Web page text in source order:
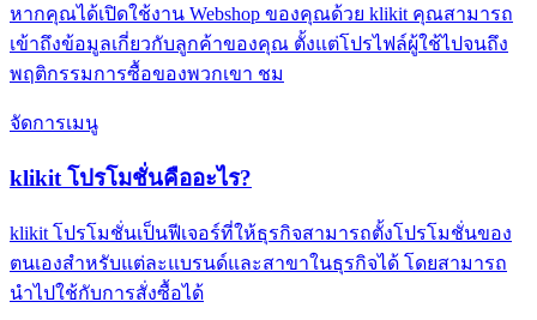
หากคุณได้เปิดใช้งาน Webshop ของคุณด้วย klikit คุณสามารถ
เข้าถึงข้อมูลเกี่ยวกับลูกค้าของคุณ ตั้งแต่โปรไฟล์ผู้ใช้ไปจนถึง
พฤติกรรมการซื้อของพวกเขา ชม
จัดการเมนู
klikit โปรโมชั่นคืออะไร?
klikit โปรโมชั่นเป็นฟีเจอร์ที่ให้ธุรกิจสามารถตั้งโปรโมชั่นของ
ตนเองสำหรับแต่ละแบรนด์และสาขาในธุรกิจได้ โดยสามารถ
นำไปใช้กับการสั่งซื้อได้